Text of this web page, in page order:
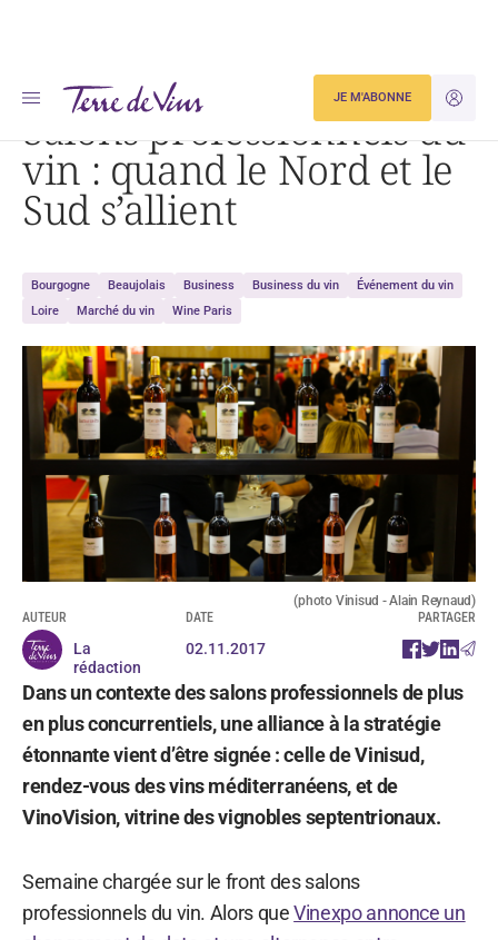
JE
JE M'ABONNE
Accueil Business Salons professionnels du vin : quand le Nord et le Sud s’allient
Salons professionnels du
vin : quand le Nord et le
Sud s’allient
Bourgogne Beaujolais Business Business du vin
Événement du vin
Loire
Marché du vin Wine Paris
(photo Vinisud - Alain Reynaud)
AUTEUR
La
rédaction
DATE
02.11.2017
PARTAGER
Dans un contexte des salons professionnels de plus
en plus concurrentiels, une alliance à la stratégie
étonnante vient d’être signée : celle de Vinisud,
rendez-vous des vins méditerranéens, et de
VinoVision, vitrine des vignobles septentrionaux.
Semaine chargée sur le front des salons
professionnels du vin. Alors queVinexpo annonce un